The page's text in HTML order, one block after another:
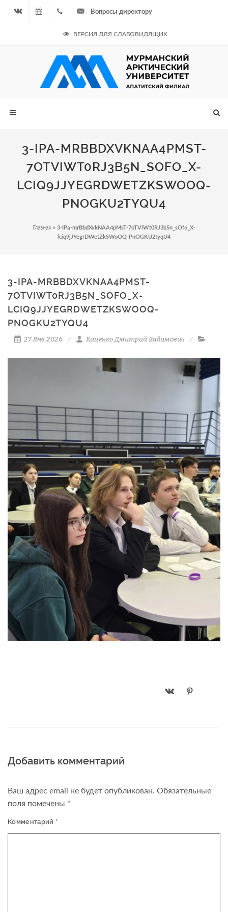
10.08.2026
- Нечётная
неделя
964
687
Вопросы директору
ВЕРСИЯ ДЛЯ СЛАБОВИДЯЩИХ
3-IPA-MRBBDXVKNAA4PMST-
7OTVIWT0RJ3B5N_SOFO_X-
LCIQ9JJYEGRDWETZKSWOOQ-
PNOGKU2TYQU4
Главная » 3-IPa-mrBbdXvkNAA4pMsT-7oTViWt0RJ3b5n_sOfo_X-
lciq9jJYegrDWetZkSWoOQ-PnOGKU2tyqU4
3-IPA-MRBBDXVKNAA4PMST-
7OTVIWT0RJ3B5N_SOFO_X-
LCIQ9JJYEGRDWETZKSWOOQ-
PNOGKU2TYQU4
27 Янв 2026 Киценко Дмитрий Вадимович
Добавить комментарий
Ваш адрес email не будет опубликован. Обязательные
поля помечены *
Комментарий *